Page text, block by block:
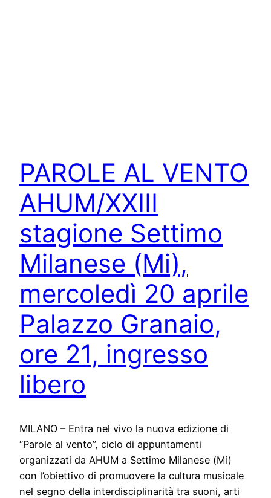
PAROLE AL VENTO
AHUM/XXIII
stagione Settimo
Milanese (Mi),
mercoledì 20 aprile
Palazzo Granaio,
ore 21, ingresso
libero
MILANO – Entra nel vivo la nuova edizione di
“Parole al vento”, ciclo di appuntamenti
organizzati da AHUM a Settimo Milanese (Mi)
con l’obiettivo di promuovere la cultura musicale
nel segno della interdisciplinarità tra suoni, arti